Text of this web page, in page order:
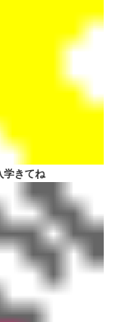
学きてね